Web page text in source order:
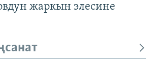
жаркын элесине